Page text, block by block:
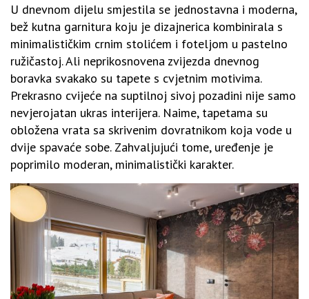
U dnevnom dijelu smjestila se jednostavna i moderna,
bež kutna garnitura koju je dizajnerica kombinirala s
minimalističkim crnim stolićem i foteljom u pastelno
ružičastoj. Ali neprikosnovena zvijezda dnevnog
boravka svakako su tapete s cvjetnim motivima.
Prekrasno cvijeće na suptilnoj sivoj pozadini nije samo
nevjerojatan ukras interijera. Naime, tapetama su
obložena vrata sa skrivenim dovratnikom koja vode u
dvije spavaće sobe. Zahvaljujući tome, uređenje je
poprimilo moderan, minimalistički karakter.